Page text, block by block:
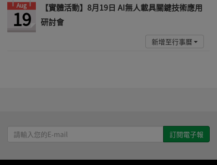
Aug
19
【實體活動】8月19日 AI無人載具關鍵技術應用
研討會
新增至行事曆
請
輸